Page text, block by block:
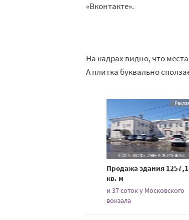
«Вконтакте».
На кадрах видно, что
А плитка буквально
Продажа здания 1257,1
кв. м
и 37 соток у Московского
вокзала